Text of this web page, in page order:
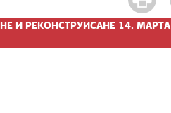
И РЕКОНСТРУИСАНЕ 14. МАРТА